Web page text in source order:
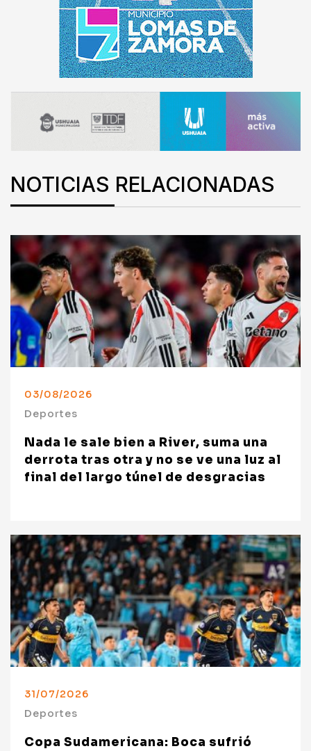
NOTICIAS RELACIONADAS
03/08/2026
Deportes
Nada le sale bien a River, suma una
derrota tras otra y no se ve una luz al
final del largo túnel de desgracias
31/07/2026
Deportes
Copa Sudamericana: Boca sufrió